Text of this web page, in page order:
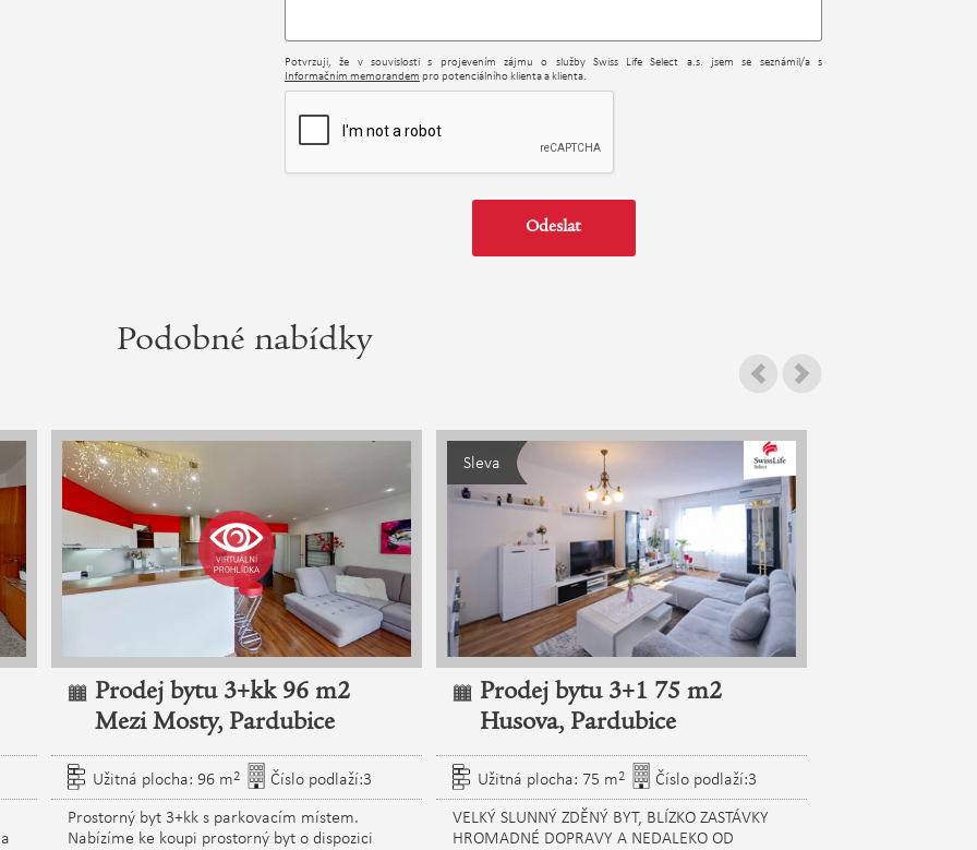
Potvrzuji, že v souvislosti s projevením zájmu o služby Swiss Life Select a.s. jsem se seznámil/a s
Informačním memorandem pro potenciálního klienta a klienta.
Podobné nabídky
Prodej bytu 3+kk 96 m2
Mezi Mosty, Pardubice
Užitná plocha: 96 m2
Číslo podlaží:3
Prostorný byt 3+kk s parkovacím místem.
Nabízíme ke koupi prostorný byt o dispozici
Sleva
Prodej bytu 3+1 75 m2
Husova, Pardubice
Užitná plocha: 75 m2
Číslo podlaží:3
VELKÝ SLUNNÝ ZDĚNÝ BYT, BLÍZKO ZASTÁVKY
HROMADNÉ DOPRAVY A NEDALEKO OD